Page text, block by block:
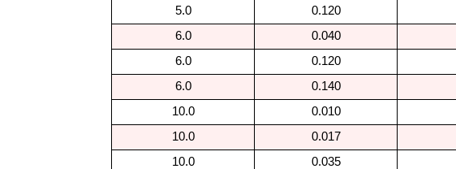
5.0
0.120
6.0
0.040
6.0
0.120
6.0
0.140
10.0
0.010
10.0
0.017
10.0
0.035